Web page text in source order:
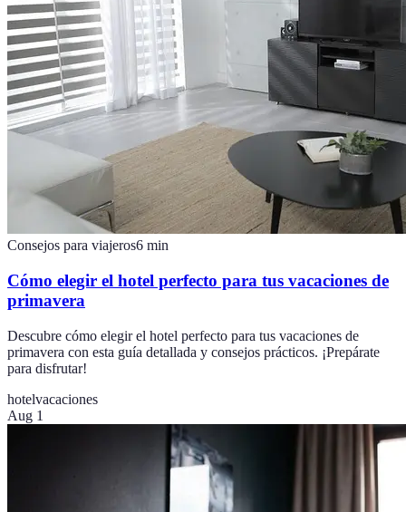
Consejos para viajeros6 min
Cómo elegir el hotel perfecto para tus vacaciones de
primavera
Descubre cómo elegir el hotel perfecto para tus vacaciones de
primavera con esta guía detallada y consejos prácticos. ¡Prepárate
para disfrutar!
hotelvacaciones
Aug 1